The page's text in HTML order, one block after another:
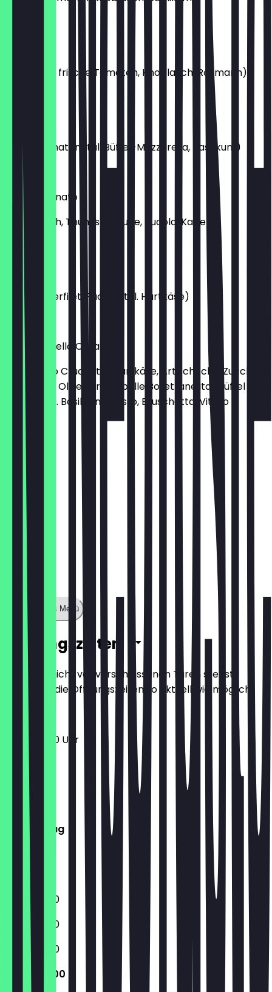
(Pizzabrot, frische Tomaten, Knoblauch, Rosmarin)
(Kirschtomaten, ital. Büffel-Mozzarella, Basilikum)
Vitello Tonnato
(Kalbfleisch, Thunfischsauce, Rucola, Kapern)
€ 12,95
Carpaccio
(vom Rinderfilet, Rucola, ital. Hartkäse)
€ 14,95
Antipasti della Casa
(Prosciutto Crudo, ital. Hartkäse, Artischocke, Zucchini,
Aubergine, Olive verdi, Cipolle Borettane ital. Büffel -
Mozzarella. Basilikum-Pesto, Bruschetta, Vitello
Tonnato)
€ 22,95
Zeige ganzes Menü
Öffnungszeiten
Damit du nicht vor verschlossenen Türen stehst,
halten wir die Öffnungszeiten so aktuell wie möglich.
11:30 - 23:00 Uhr
Montag
Dienstag
Mittwoch
Donnerstag
Freitag
Samstag
Sonntag
11:30 - 23:00
11:30 - 23:00
11:30 - 23:00
11:30 - 23:00